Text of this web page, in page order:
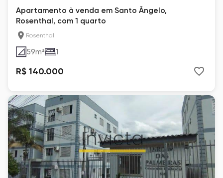
Apartamento à venda em Santo Ângelo,
Rosenthal, com 1 quarto
Rosenthal
59m² 1
R$ 140.000